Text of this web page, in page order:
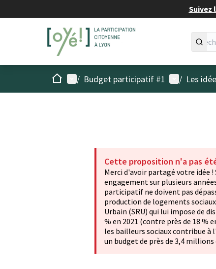
Suivez
AccueilMenu principal
/ Budget participatif #1 Menu
/ Les
Cette proposition n'a pas
Merci d'avoir partagé votre idée
engagement sur plusieurs
participatif ne doivent pas
production de logements
Urbain (SRU) qui lui impose de
% en 2021 (contre près de 18 %
les bailleurs sociaux contribue
un budget de près de 3,4